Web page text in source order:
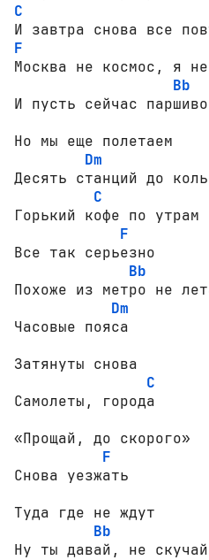
C
F
Москва не космос, я
Bb
И пусть сейчас паршиво
Но мы еще полетаем
Dm
Десять станций до
C
Горький кофе по утрам
F
Все так серьезно
Bb
Похоже из метро не
Dm
Часовые пояса
Затянуты снова
C
Самолеты, города
«Прощай, до скорого»
F
Снова уезжать
Туда где не ждут
Bb
Ну ты давай, не